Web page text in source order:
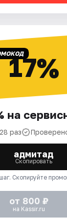
17%
на
раз
адмитад
Скопировать
Скопируйте
от 800 ₽
на Kassir.ru